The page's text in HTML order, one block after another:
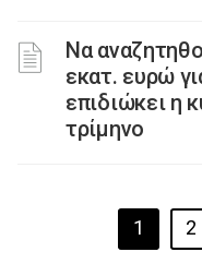
Να
εκατ. ευρώ
επιδιώκει η
τρίμηνο
1 2